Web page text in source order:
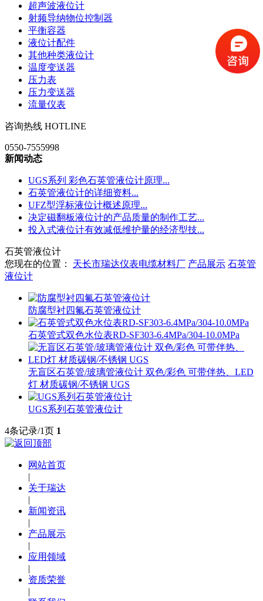
超声波液位计
射频导纳物位控制器
平衡容器
液位计配件
其他种类液位计
温度变送器
压力表
压力变送器
流量仪表
咨询热线 HOTLINE
0550-7555998
新闻动态
UGS系列 彩色石英管液位计原理...
石英管液位计的详细资料...
UFZ型浮标液位计概述原理...
决定磁翻板液位计的产品质量的制作工艺...
投入式液位计有效减低维护量的经济型技...
石英管液位计
您现在的位置： 天长市瑞达仪表电缆材料厂 产品展示 石英管
液位计
防腐型衬四氟石英管液位计
石英管式双色水位表RD-SF303-6.4MPa/304-10.0MPa
无盲区石英管/玻璃管液位计 双色/彩色 可带伴热、LED
灯 材质碳钢/不锈钢 UGS
UGS系列石英管液位计
4条记录/1页 1
网站首页
|
关于瑞达
|
新闻资讯
|
产品展示
|
应用领域
|
资质荣誉
|